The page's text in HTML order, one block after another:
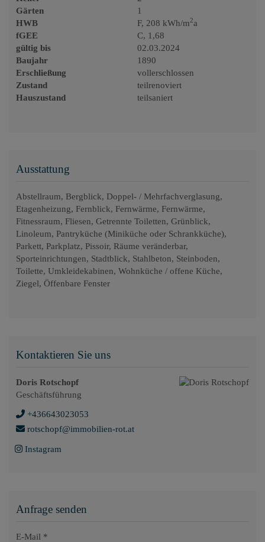
Gärten
1
HWB
F, 208 kWh/m2a
fGEE
C, 1,68
gültig bis
02.03.2024
Baujahr
1890
Erschließung
vollerschlossen
Zustand
teilrenoviert
Hauszustand
teilsaniert
Ausstattung
Abstellraum Bergblick
Doppel- / Mehrfachverglasung
Etagenheizung
Fernblick Fernwärme
Fernwärme
Fitnessraum
Fliesen Getrennte Toiletten Grünblick
Linoleum
Pantryküche (Miniküche oder Schrankküche)
Parkett Parkplatz Pissoir Räume veränderbar
Sporteinrichtungen
Stadtblick Stahlbeton
Steinboden
Toilette Umkleidekabinen Wohnküche / offene Küche
Ziegel Öffenbare Fenster
Kontaktieren Sie uns
Doris Rotschopf
Geschäftsführung
+436643023053
rotschopf@immobilien-rot.at
Instagram
Anfrage senden
E-Mail